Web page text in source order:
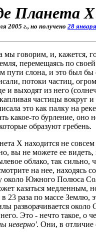
Планета
2005 г., но получено 28 января
мы говорим, и, кажется,
перемещаясь по
пути слона, и это был
потоки частиц,
и выходят из него
частицы вокруг
это как палку на
какое-то бурление,
образуют гребень.
X находится не
вы не можете ее
облако, так
на нее, находясь
около Южного Полюса
казаться медленным,
23 раза по массе Землю,
разворачивается
Это - нечто такое, о
неверно'. Они, в отличие